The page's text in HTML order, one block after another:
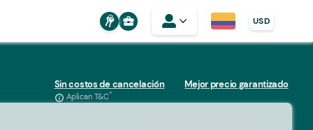
business_center USD
Sin costos de cancelación
info_outline Aplican T&C*
Mejor precio garantizado